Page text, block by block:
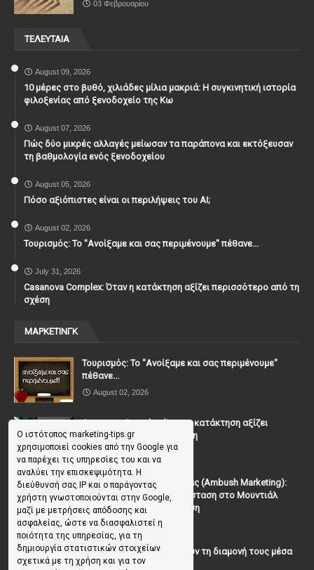
Ο ιστότοπος marketing-tips.gr
χρησιμοποιεί cookies από την Google για
να παρέχει τις υπηρεσίες του και να
αναλύει την επισκεψιμότητα. Η
διεύθυνσή σας IP και ο παράγοντας
χρήστη γνωστοποιούνται στην Google,
μαζί με μετρήσεις απόδοσης και
ασφαλείας, ώστε να διασφαλιστεί η
ποιότητα της υπηρεσίας, για τη
δημιουργία στατιστικών στοιχείων
σχετικά με τη χρήση και για τον
03 Φεβρουαρίου
ΤΕΛΕΥΤΑΙΑ
August 09, 2026
10 μέρες στο βυθό, χιλιάδες μίλια μακριά: Η συγκινητική ιστορία
φιλοξενίας από ξενοδοχείο της Κω
August 07, 2026
Πώς δύο μικρές αλλαγές μείωσαν τα παράπονα και εκτόξευσαν
τη βαθμολογία ενός ξενοδοχείου
August 05, 2026
Πόσο αξιόπιστες είναι οι περιλήψεις του ΑΙ;
August 02, 2026
Τουρισμός: Το "Ανοίξαμε και σας περιμένουμε" πέθανε...
July 31, 2026
Casanova Complex: Όταν η κατάκτηση αξίζει περισσότερο από τη
σχέση
ΜΑΡΚΕΤΙΝΓΚ
Τουρισμός: Το "Ανοίξαμε και σας περιμένουμε"
πέθανε...
August 02, 2026
Casanova Complex: Όταν η κατάκτηση αξίζει
περισσότερο από τη σχέση
July 31, 2026
To Μάρκετινγκ της Ενέδρας (Ambush Marketing):
Πώς να κλέψεις την παράσταση στο Μουντιάλ
χωρίς (επίσημη) πρόσκληση
July 19, 2026
Γιατί οι επισκέπτες ξεχνούν τη διαμονή τους μέσα
σε 48 ώρες;